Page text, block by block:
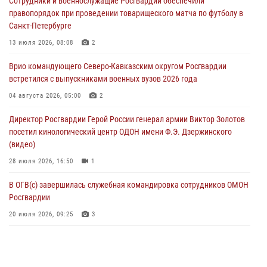
В Курске росгвардейцы приняли участие в митинге, посвященном
второй годовщине вторжения ВСУ на территорию области
06 августа 2026, 11:56
угрожавшего подростку травматическим пистолетом
06 августа 2026, 11:33
крупная нарколаборатория
правопорядок при проведении товарищеского матча по футболу в
Санкт-Петербурге
13 июля 2026, 08:08 2
Врио командующего Северо-Кавказским округом Росгвардии
встретился с выпускниками военных вузов 2026 года
04 августа 2026, 05:00 2
Директор Росгвардии Герой России генерал армии Виктор Золотов
посетил кинологический центр ОДОН имени Ф.Э. Дзержинского
(видео)
28 июля 2026, 16:50 1
В ОГВ(с) завершилась служебная командировка сотрудников ОМОН
Росгвардии
20 июля 2026, 09:25 3